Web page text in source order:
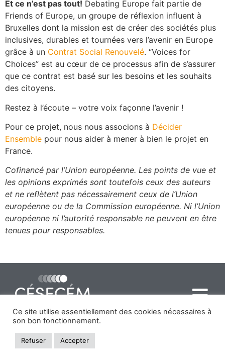
Et ce n’est pas tout! Debating Europe fait partie de
Friends of Europe, un groupe de réflexion influent à
Bruxelles dont la mission est de créer des sociétés plus
inclusives, durables et tournées vers l’avenir en Europe
grâce à un Contrat Social Renouvelé. “Voices for
Choices” est au cœur de ce processus afin de s’assurer
que ce contrat est basé sur les besoins et les souhaits
des citoyens.
Restez à l’écoute – votre voix façonne l’avenir !
Pour ce projet, nous nous associons à Décider
Ensemble pour nous aider à mener à bien le projet en
France.
Cofinancé par l’Union européenne. Les points de vue et
les opinions exprimés sont toutefois ceux des auteurs
et ne reflètent pas nécessairement ceux de l’Union
européenne ou de la Commission européenne. Ni l’Union
européenne ni l’autorité responsable ne peuvent en être
tenues pour responsables.
Ce site utilise essentiellement des cookies nécessaires à
son bon fonctionnement.
Refuser Accepter